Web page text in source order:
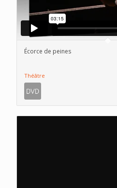
Écorce de peines
Théâtre